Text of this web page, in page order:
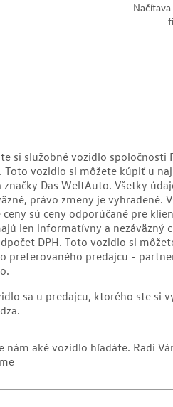
si služobné vozidlo spoločnosti
Toto vozidlo si môžete kúpiť u
značky Das WeltAuto. Všetky
právo zmeny je vyhradené.
ceny sú ceny odporúčané pre
len informatívny a nezáväzný
DPH. Toto vozidlo si
preferovaného predajcu -
sa u predajcu, ktorého ste si
nám aké vozidlo hľadáte. Radi